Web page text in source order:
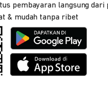
pembayaran langsung dari
& mudah tanpa ribet